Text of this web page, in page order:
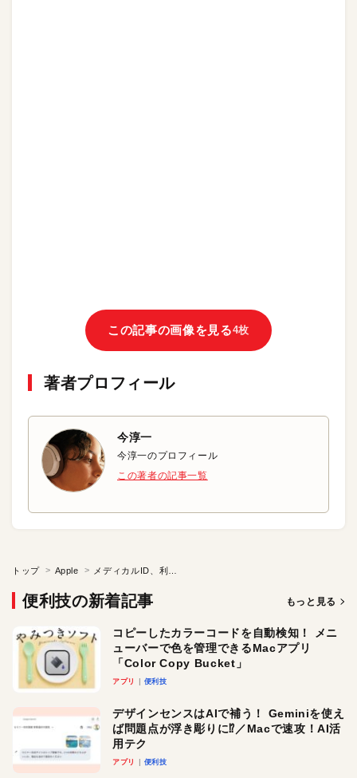
この記事の画像を見る4枚
著者プロフィール
今淳一
今淳一のプロフィール
この著者の記事一覧
トップ Apple
便利技の新着記事 もっと見る
コピーしたカラーコードを自動検知！ メニ
ューバーで色を管理できるMacアプリ
「Color Copy Bucket」
アプリ 便利技
デザインセンスはAIで補う！ Geminiを使え
ば問題点が浮き彫りに⁉︎／Macで速攻！AI活
用テク
アプリ 便利技